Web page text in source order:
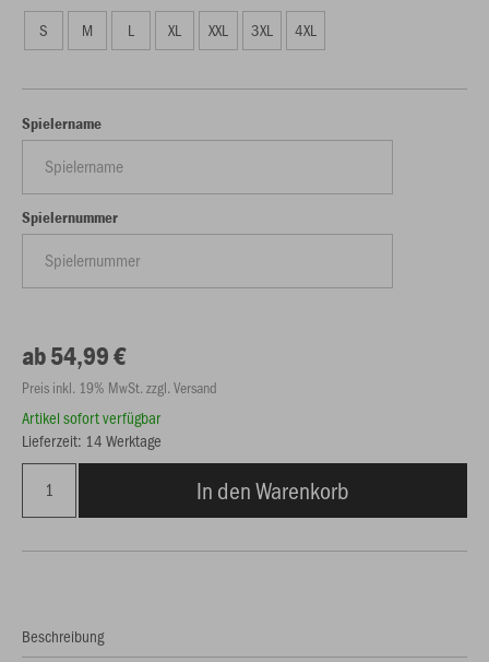
S M L XL XXL 3XL 4XL
Spielername
Spielernummer
ab 54,99 €
Preis inkl. 19% MwSt. zzgl. Versand
Artikel sofort verfügbar
Lieferzeit: 14 Werktage
In den Warenkorb
Beschreibung